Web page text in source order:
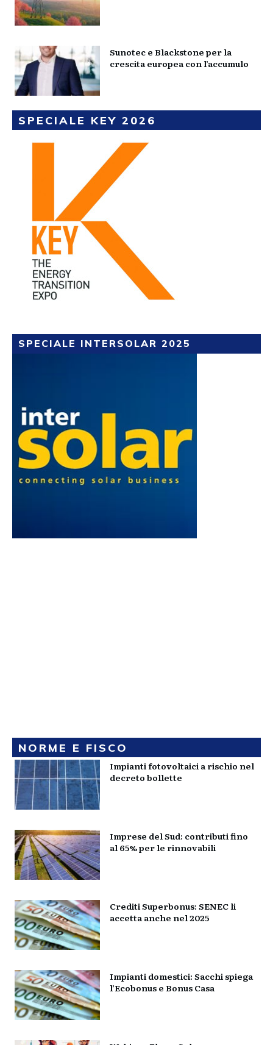
Sunotec e Blackstone per la
crescita europea con l’accumulo
SPECIALE KEY 2026
SPECIALE INTERSOLAR 2025
NORME E FISCO
Impianti fotovoltaici a rischio nel
decreto bollette
Imprese del Sud: contributi fino
al 65% per le rinnovabili
Crediti Superbonus: SENEC li
accetta anche nel 2025
Impianti domestici: Sacchi spiega
l’Ecobonus e Bonus Casa